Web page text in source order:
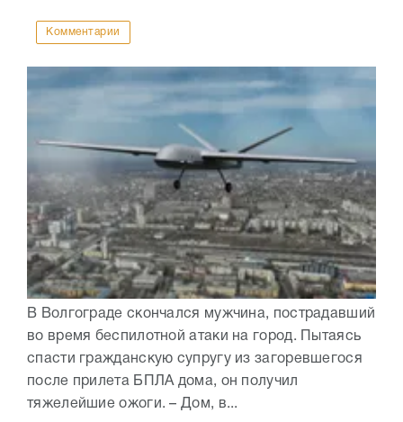
Комментарии
В Волгограде скончался мужчина, пострадавший
во время беспилотной атаки на город. Пытаясь
спасти гражданскую супругу из загоревшегося
после прилета БПЛА дома, он получил
тяжелейшие ожоги. – Дом, в...